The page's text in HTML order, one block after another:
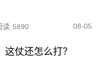
读 5890 08-05
这仗还怎么打？